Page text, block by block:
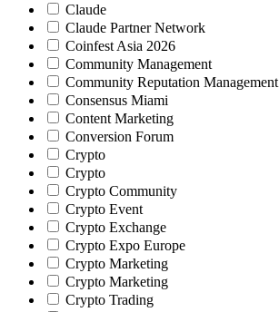
Claude
Claude Partner Network
Coinfest Asia 2026
Community Management
Community Reputation Management
Consensus Miami
Content Marketing
Conversion Forum
Crypto
Crypto
Crypto Community
Crypto Event
Crypto Exchange
Crypto Expo Europe
Crypto Marketing
Crypto Marketing
Crypto Trading